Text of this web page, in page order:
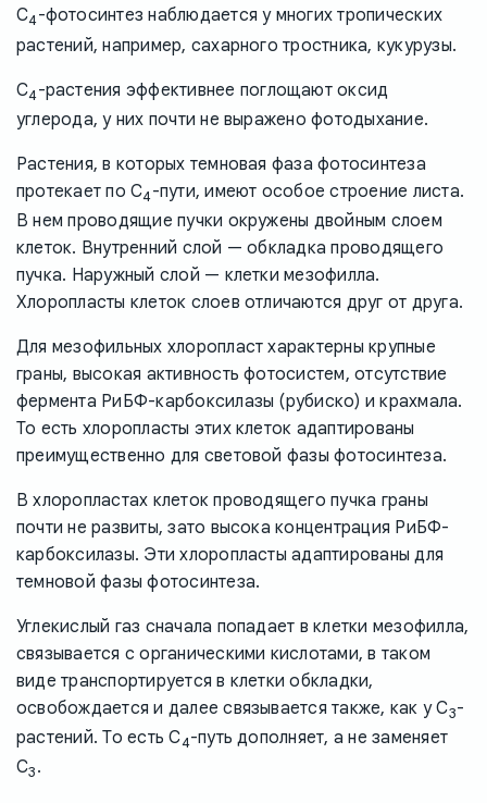
С4-фотосинтез наблюдается у многих тропических
растений, например, сахарного тростника, кукурузы.
С4-растения эффективнее поглощают оксид
углерода, у них почти не выражено фотодыхание.
Растения, в которых темновая фаза фотосинтеза
протекает по C4-пути, имеют особое строение листа.
В нем проводящие пучки окружены двойным слоем
клеток. Внутренний слой — обкладка проводящего
пучка. Наружный слой — клетки мезофилла.
Хлоропласты клеток слоев отличаются друг от друга.
Для мезофильных хлоропласт характерны крупные
граны, высокая активность фотосистем, отсутствие
фермента РиБФ-карбоксилазы (рубиско) и крахмала.
То есть хлоропласты этих клеток адаптированы
преимущественно для световой фазы фотосинтеза.
В хлоропластах клеток проводящего пучка граны
почти не развиты, зато высока концентрация РиБФ-
карбоксилазы. Эти хлоропласты адаптированы для
темновой фазы фотосинтеза.
Углекислый газ сначала попадает в клетки мезофилла,
связывается с органическими кислотами, в таком
виде транспортируется в клетки обкладки,
освобождается и далее связывается также, как у C3-
растений. То есть C4-путь дополняет, а не заменяет
C3.